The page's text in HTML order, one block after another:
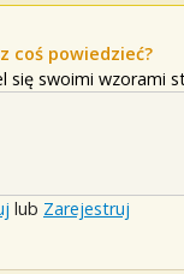
coś powiedzieć?
się swoimi wzorami
lub Zarejestruj